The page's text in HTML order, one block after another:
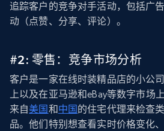
追踪客户的竞争对手活动，包括广
动（点赞、分享、评论）。
#2: 零售：竞争市场分析
客户是一家在线时装精品店的小公
上以及在亚马逊和eBay等数字市场
来自美国 和中国 的住宅代理来检查
品。他们特别想查看实时价格变化